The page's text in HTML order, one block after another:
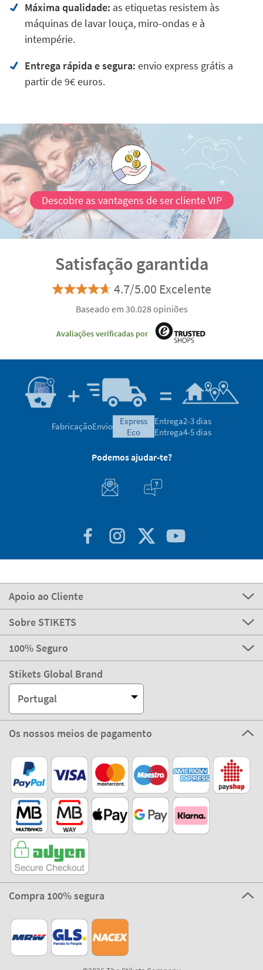
anos de experiência e a qualidade do produto é
garantida.
atenção ao clientenesta página
intempérie.
Entrega rápida e segura:envio express grátis a
partir de 9€ euros.
Descobre as vantagens de ser cliente VIP
Satisfação garantida
4.7/5.00 Excelente
Baseado em 30.028 opiniões
Avaliações verificadas por
Podemos ajudar-te?
Apoio ao Cliente
Sobre STIKETS
100% Seguro
Stikets Global Brand
Portugal
Os nossos meios de pagamento